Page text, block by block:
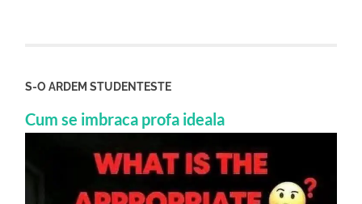
S-O ARDEM STUDENTESTE
Cum se imbraca profa ideala